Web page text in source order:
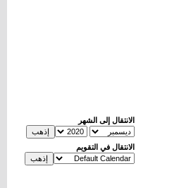
الانتقال إلى الشهر
الانتقال في التقويم